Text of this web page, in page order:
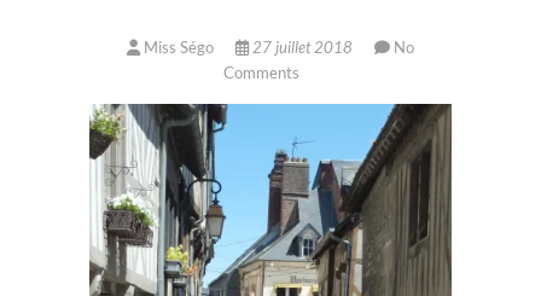
Miss Ségo 27 juillet 2018
No
Comments